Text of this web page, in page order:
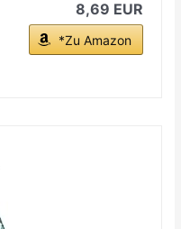
8,69 EUR
*Zu Amazon